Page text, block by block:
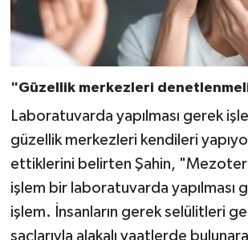
"Güzellik merkezleri
Laboratuvarda yapılması gerek
güzellik merkezleri kendileri
ettiklerini belirten Şahin,
işlem bir laboratuvarda yapılması
işlem. İnsanların gerek selülitleri
saçlarıyla alakalı vaatlerde